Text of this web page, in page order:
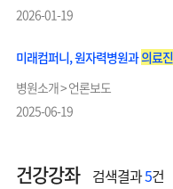
2026-01-19
미래컴퍼니, 원자력병원과의료진
병원소개 > 언론보도
2025-06-19
건강강좌 검색결과5건